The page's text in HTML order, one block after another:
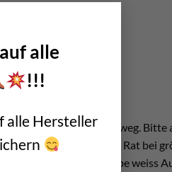
alle
!!!
alle HerstellerEines Vorweg. Bitte
ärztlichen Rat bei
Klettertape weiss